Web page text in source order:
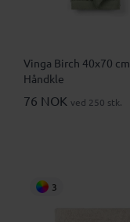
Vinga Birch 40x70 cm
Håndkle
76 NOK ved 250 stk.
3